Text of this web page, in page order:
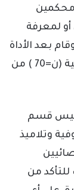
لمعرفة
بعد الأداة
بعد ذلك بتطبيق المقياس على عينة مبدئية (ن=70 ) من
رئيس قسم
وتلاميذ
الأخصائيين
للتأكد من